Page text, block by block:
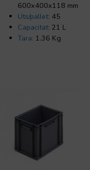
600x400x118 mm
Uts/pallet: 45
Capacitat: 21 L
Tara: 1.36 Kg